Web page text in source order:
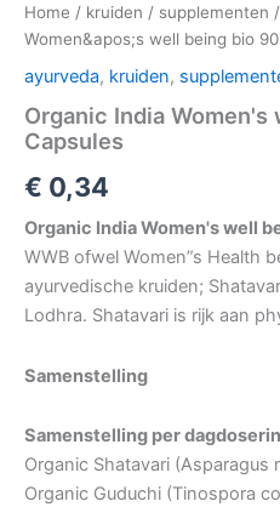
Home / kruiden / supplementen /
Women&apos;s well being bio
ayurveda, kruiden,
Organic India
Capsules
€ 0,34
Organic India Women's well
WWB ofwel Women”s Health
ayurvedische kruiden;
Lodhra. Shatavari is rijk aan
Samenstelling
Samenstelling per
Organic Shatavari
Organic Guduchi (Tinospora